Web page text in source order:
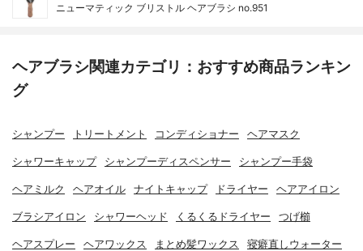
ニューマティック ブリストル ヘアブラシ no.951
ヘアブラシ関連カテゴリ：おすすめ商品ランキン
グ
シャンプー トリートメント コンディショナー ヘアマスク
シャワーキャップ シャンプーディスペンサー シャンプー手袋
ヘアミルク ヘアオイル ナイトキャップ ドライヤー ヘアアイロン
ブラシアイロン シャワーヘッド くるくるドライヤー つげ櫛
ヘアスプレー ヘアワックス まとめ髪ワックス 寝癖直しウォーター